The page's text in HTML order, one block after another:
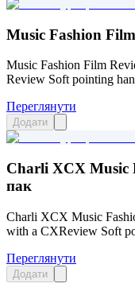
Music Fashion
Music Fashion Film
Review Soft pointing
Переглянути
Додати
Charli XCX Music
пак
Charli XCX Music
with a CXReview Soft
Переглянути
Додати